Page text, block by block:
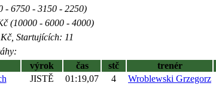
- 6750 - 3150 - 2250)
(10000 - 6000 - 4000)
Startujících: 11
výrok čas stč trenér
JISTĚ 01:19,07 4 Wroblewski Grzegorz